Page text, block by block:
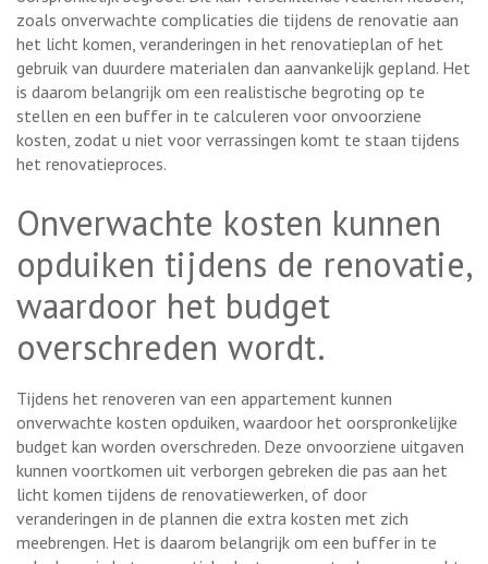
zoals onverwachte complicaties die tijdens de renovatie aan
het licht komen, veranderingen in het renovatieplan of het
gebruik van duurdere materialen dan aanvankelijk gepland. Het
is daarom belangrijk om een realistische begroting op te
stellen en een buffer in te calculeren voor onvoorziene
kosten, zodat u niet voor verrassingen komt te staan tijdens
het renovatieproces.
Onverwachte kosten kunnen
opduiken tijdens de renovatie,
waardoor het budget
overschreden wordt.
Tijdens het renoveren van een appartement kunnen
onverwachte kosten opduiken, waardoor het oorspronkelijke
budget kan worden overschreden. Deze onvoorziene uitgaven
kunnen voortkomen uit verborgen gebreken die pas aan het
licht komen tijdens de renovatiewerken, of door
veranderingen in de plannen die extra kosten met zich
meebrengen. Het is daarom belangrijk om een buffer in te